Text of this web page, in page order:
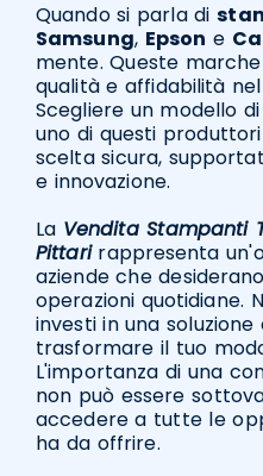
Quando si parla di
Samsung, Epson e
mente. Queste
qualità e affidabilità
Scegliere un modello di
uno di questi
scelta sicura,
e innovazione.
La Vendita Stampanti
Pittarirappresenta
aziende che
operazioni quotidiane.
investi in una
trasformare il tuo
L'importanza di una
non può essere
accedere a tutte le
ha da offrire.